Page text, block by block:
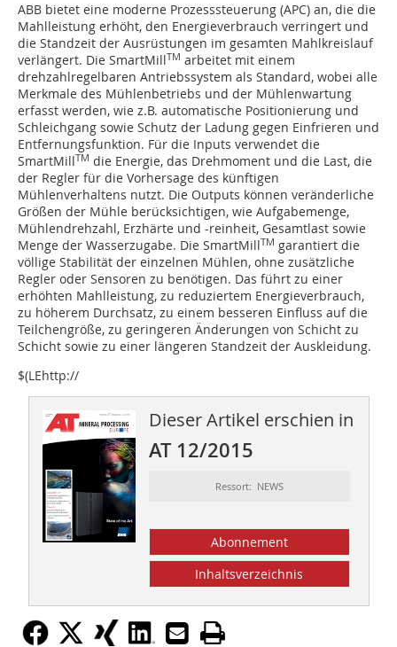
ABB bietet eine moderne Prozesssteuerung (APC) an, die die
Mahlleistung erhöht, den Energieverbrauch verringert und
die Standzeit der Ausrüstungen im gesamten Mahlkreislauf
verlängert. Die SmartMillTM arbeitet mit einem
drehzahlregelbaren Antriebssystem als Standard, wobei alle
Merkmale des Mühlenbetriebs und der Mühlenwartung
erfasst werden, wie z.B. automatische Positionierung und
Schleichgang sowie Schutz der Ladung gegen Einfrieren und
Entfernungsfunktion. Für die Inputs verwendet die
SmartMillTM die Energie, das Drehmoment und die Last, die
der Regler für die Vorhersage des künftigen
Mühlenverhaltens nutzt. Die Outputs können veränderliche
Größen der Mühle berücksichtigen, wie Aufgabemenge,
Mühlendrehzahl, Erzhärte und -reinheit, Gesamtlast sowie
Menge der Wasserzugabe. Die SmartMillTM garantiert die
völlige Stabilität der einzelnen Mühlen, ohne zusätzliche
Regler oder Sensoren zu benötigen. Das führt zu einer
erhöhten Mahlleistung, zu reduziertem Energieverbrauch,
zu höherem Durchsatz, zu einem besseren Einfluss auf die
Teilchengröße, zu geringeren Änderungen von Schicht zu
Schicht sowie zu einer längeren Standzeit der Auskleidung.
$(LEhttp://
Dieser Artikel erschien in
AT 12/2015
Ressort: NEWS
Abonnement
Inhaltsverzeichnis